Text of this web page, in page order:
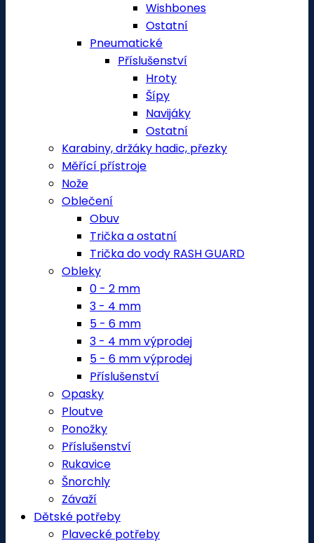
Wishbones
Ostatní
Pneumatické
Příslušenství
Hroty
Šípy
Navijáky
Ostatní
Karabiny, držáky hadic, přezky
Měřící přístroje
Nože
Oblečení
Obuv
Trička a ostatní
Trička do vody RASH GUARD
Obleky
0 - 2 mm
3 - 4 mm
5 - 6 mm
3 - 4 mm výprodej
5 - 6 mm výprodej
Příslušenství
Opasky
Ploutve
Ponožky
Příslušenství
Rukavice
Šnorchly
Závaží
Dětské potřeby
Plavecké potřeby